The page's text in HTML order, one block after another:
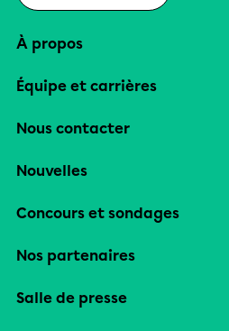
À propos
Équipe et carrières
Nous contacter
Nouvelles
Concours et sondages
Nos partenaires
Salle de presse